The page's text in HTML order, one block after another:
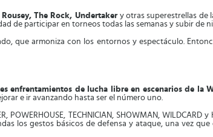
The Rock, Undertaker y otras superestrellas de
de participar en torneos todas las semanas y subir de
que armoniza con los entornos y espectáculo.
enfrentamientos de lucha libre en escenarios de la
e ir avanzando hasta ser el número uno.
POWERHOUSE, TECHNICIAN, SHOWMAN,
los gestos básicos de defensa y ataque, una vez